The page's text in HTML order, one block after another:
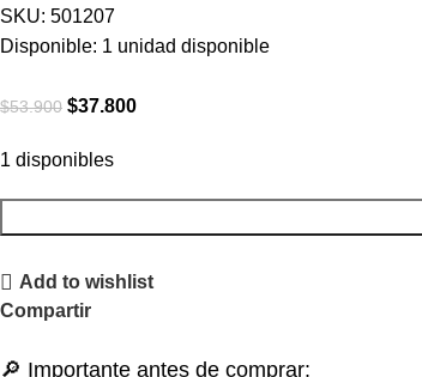
SKU: 501207
Disponible: 1 unidad disponible
$53.900 $37.800
1 disponibles
Add to wishlist
Compartir
🔎 Importante antes de comprar: